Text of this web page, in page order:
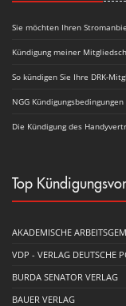
Sie möchten Ihren
Kündigung meiner
So kündigen Sie Ihre DRK-
NGG
Die Kündigung des
Top
AKADEMISCHE
VDP - VERLAG DEUTSCHE
BURDA SENATOR VERLAG
BAUER VERLAG